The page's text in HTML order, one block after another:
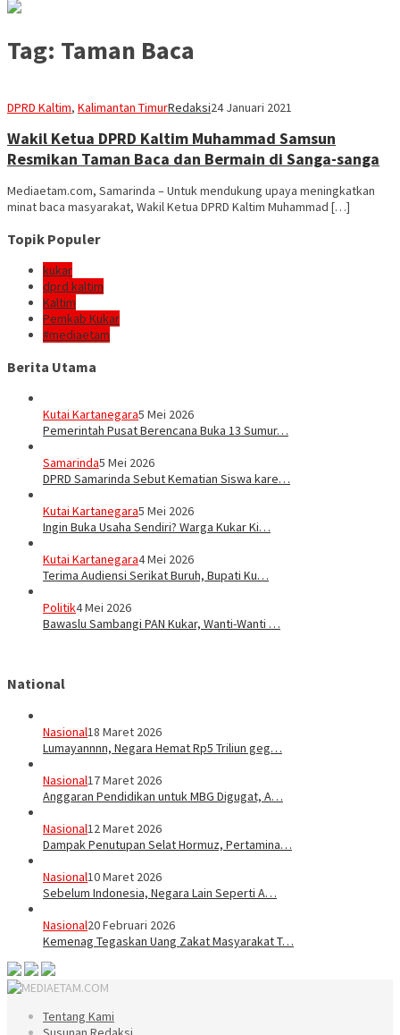
Tag: Taman Baca
DPRD Kaltim, Kalimantan TimurRedaksi24 Januari 2021
Wakil Ketua DPRD Kaltim Muhammad Samsun
Resmikan Taman Baca dan Bermain di Sanga-sanga
Mediaetam.com, Samarinda – Untuk mendukung upaya meningkatkan
minat baca masyarakat, Wakil Ketua DPRD Kaltim Muhammad […]
Topik Populer
kukar
dprd kaltim
Kaltim
Pemkab Kukar
#mediaetam
Berita Utama
Kutai Kartanegara5 Mei 2026
Pemerintah Pusat Berencana Buka 13 Sumur…
Samarinda5 Mei 2026
DPRD Samarinda Sebut Kematian Siswa kare…
Kutai Kartanegara5 Mei 2026
Ingin Buka Usaha Sendiri? Warga Kukar Ki…
Kutai Kartanegara4 Mei 2026
Terima Audiensi Serikat Buruh, Bupati Ku…
Politik4 Mei 2026
Bawaslu Sambangi PAN Kukar, Wanti-Wanti …
National
Nasional18 Maret 2026
Lumayannnn, Negara Hemat Rp5 Triliun geg…
Nasional17 Maret 2026
Anggaran Pendidikan untuk MBG Digugat, A…
Nasional12 Maret 2026
Dampak Penutupan Selat Hormuz, Pertamina…
Nasional10 Maret 2026
Sebelum Indonesia, Negara Lain Seperti A…
Nasional20 Februari 2026
Kemenag Tegaskan Uang Zakat Masyarakat T…
Tentang Kami